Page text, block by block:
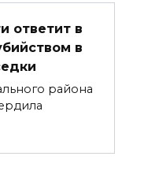
ответит в
в
района